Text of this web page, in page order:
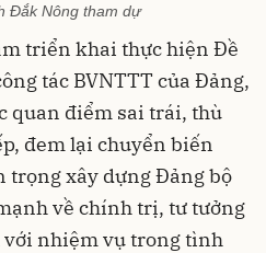
Đắk Nông tham dự
triển khai thực hiện Đề
tác BVNTTT của Đảng,
quan điểm sai trái, thù
đem lại chuyển biến
trọng xây dựng Đảng bộ
về chính trị, tư tưởng
với nhiệm vụ trong tình